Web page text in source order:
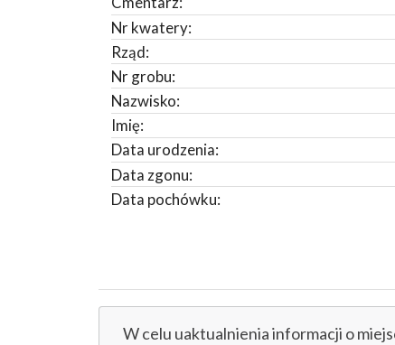
Nr kwatery:
Rząd:
Nr grobu:
Nazwisko:
Imię:
Data urodzenia:
Data zgonu:
Data pochówku:
W celu uaktualnienia informacji o